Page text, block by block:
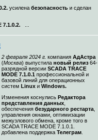
усилена безопасность и сделан
7.1.0.2.
2 февраля 2024 г. компания АдАстра
(Москва) выпустила новый релиз 64-
разрядной версии SCADA TRACE
MODE 7.1.0.1 профессиональной и
базовой линий для операционных
систем Linux и Windows.
Изменения коснулись Редактора
представления данных
обеспечения безударного рестарта
управления окнами, оптимизации
межузлового обмена, кроме того в
SCADA TRACE MODE 7.1.0.1.
добавлена поддержка Телеграм